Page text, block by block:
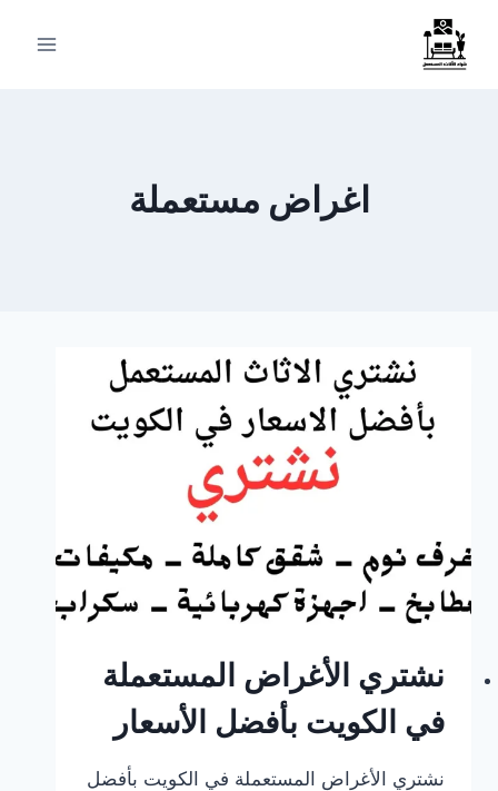
التجاوز
المحتوى
اغراض مستعملة
نشتري الأغراض المستعملة
في الكويت بأفضل الأسعار
نشتري الأغراض المستعملة في الكويت بأفضل